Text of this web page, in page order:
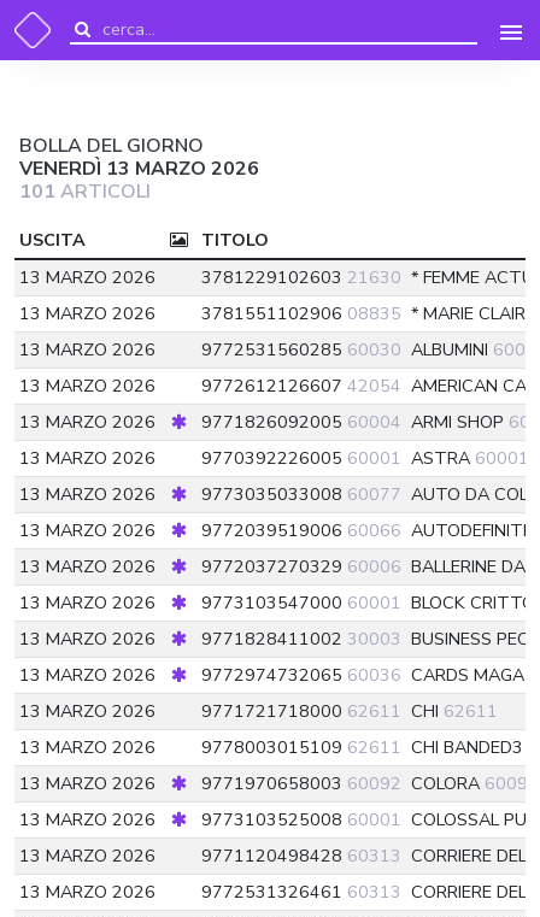
BOLLA DEL GIORNO
VENERDÌ 13 MARZO 2026
101 ARTICOLI
USCITA
TITOLO
13 MARZO 2026
3781229102603 21630 * FEMME
13 MARZO 2026
3781551102906 08835 * MARIE
13 MARZO 2026
9772531560285 60030 ALBUMINI
13 MARZO 2026
9772612126607 42054 AMERICAN
13 MARZO 2026
9771826092005 60004 ARMI SHOP
13 MARZO 2026
9770392226005 60001 ASTRA 60001
13 MARZO 2026
9773035033008 60077 AUTO DA
13 MARZO 2026
9772039519006 60066 AUTODEFINITI
13 MARZO 2026
9772037270329 60006 BALLERINE DA
13 MARZO 2026
9773103547000 60001 BLOCK
13 MARZO 2026
9771828411002 30003 BUSINESS
13 MARZO 2026
9772974732065 60036 CARDS
13 MARZO 2026
9771721718000 62611 CHI 62611
13 MARZO 2026
9778003015109 62611 CHI BANDED3
13 MARZO 2026
9771970658003 60092 COLORA 60092
13 MARZO 2026
9773103525008 60001 COLOSSAL
13 MARZO 2026
9771120498428 60313 CORRIERE
13 MARZO 2026
9772531326461 60313 CORRIERE